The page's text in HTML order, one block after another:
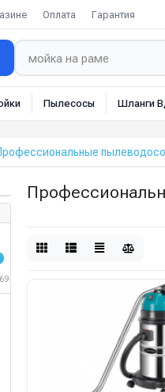
Оплата Гарантия
Пылесосы Шланги